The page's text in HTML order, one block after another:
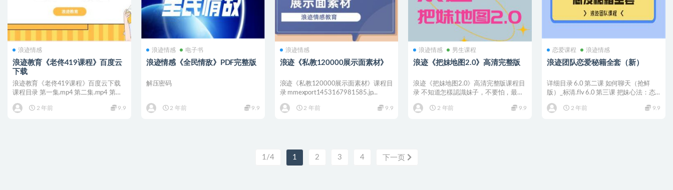
浪迹情感
浪迹教育《老佟419课程》百度云
下载
浪迹教育《老佟419课程》百度云下载
课程目录 第一集.mp4 第二集.mp4 第三
2 年前
9.9
浪迹情感 电子书
浪迹情感《全民情敌》PDF完整版
解压密码
2 年前 9.9
浪迹情感
浪迹《私教120000展示面素材》
浪迹《私教120000展示面素材》课程目
录 mmexport1453167981585.jp...
2 年前 9.9
浪迹情感 男生课程
浪迹《把妹地图2.0》高清完整版
浪迹《把妹地图2.0》高清完整版课程目
录 不知道怎樣認識妹子，不要怕，最快
2 年前
9.9
恋爱课程 浪迹情感
浪迹团队恋爱秘籍全套（新）
详细目录 6.0 第二课 如何聊天（抢鲜
版）_标清.flv 6.0 第三课 把妹心法：态
2 年前
9.9
1/4 1 2 3 4 下一页